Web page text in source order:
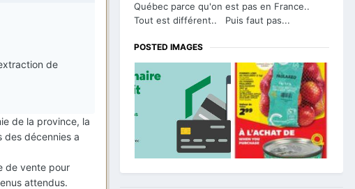
de
de la province, la
des décennies a
de vente pour
attendus.
Québec parce qu'on est pas en France..
Tout est différent.. Puis faut pas...
POSTED IMAGES